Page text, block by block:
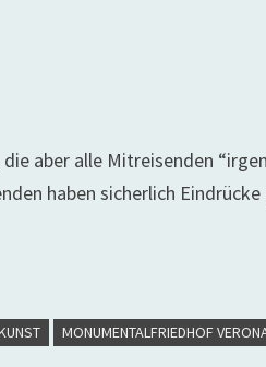
aber alle Mitreisenden
haben sicherlich
MONUMENTALFRIEDHOF